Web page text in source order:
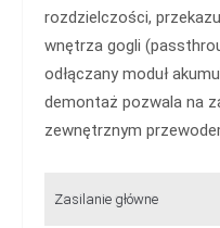
rozdzielczości,
wnętrza gogli
odłączany moduł
demontaż pozwala na
zewnętrznym
Zasilanie główne